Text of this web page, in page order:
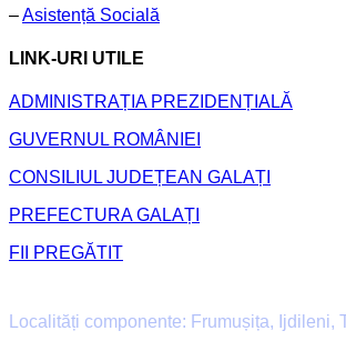
–Asistență Socială
LINK-URI UTILE
ADMINISTRAȚIA PREZIDENȚIALĂ
GUVERNUL ROMÂNIEI
CONSILIUL JUDEȚEAN GALAȚI
PREFECTURA GALAȚI
FII PREGĂTIT
Localități componente: Frumușița, Ijdileni,